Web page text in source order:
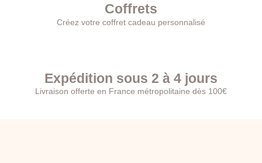
Coffrets
Créez votre coffret cadeau personnalisé
Expédition sous 2 à 4 jours
Livraison offerte en France métropolitaine dès 100€